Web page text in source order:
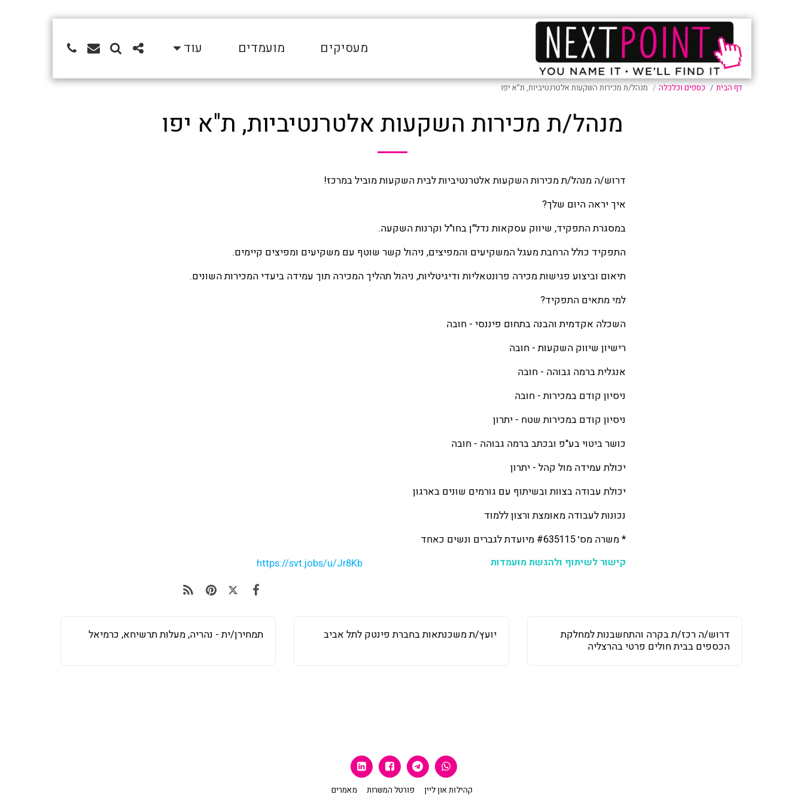
מעסיקים מועמדים עוד
דף הבית כספים וכלכלה מנהל/ת מכירות השקעות אלטרנטיביות, ת"א יפו
מנהל/ת מכירות השקעות אלטרנטיביות, ת"א יפו
דרוש/ה מנהל/ת מכירות השקעות אלטרנטיביות לבית השקעות מוביל במרכז!
איך יראה היום שלך?
במסגרת התפקיד, שיווק עסקאות נדל"ן בחו"ל וקרנות השקעה.
התפקיד כולל הרחבת מעגל המשקיעים והמפיצים, ניהול קשר שוטף עם משקיעים ומפיצים קיימים.
תיאום וביצוע פגישות מכירה פרונטאליות ודיגיטליות, ניהול תהליך המכירה תוך עמידה ביעדי המכירות השונים.
למי מתאים התפקיד?
השכלה אקדמית והבנה בתחום פיננסי - חובה
רישיון שיווק השקעות - חובה
אנגלית ברמה גבוהה - חובה
ניסיון קודם במכירות - חובה
ניסיון קודם במכירות שטח - יתרון
כושר ביטוי בע"פ ובכתב ברמה גבוהה - חובה
יכולת עמידה מול קהל - יתרון
יכולת עבודה בצוות ובשיתוף עם גורמים שונים בארגון
נכונות לעבודה מאומצת ורצון ללמוד
* משרה מס׳ #635115 מיועדת לגברים ונשים כאחד
קישור לשיתוף ולהגשת מועמדות
https://svt.jobs/u/Jr8Kb
דרוש/ה רכז/ת בקרה והתחשבנות למחלקת
הכספים בבית חולים פרטי בהרצליה
יועץ/ת משכנתאות בחברת פינטק לתל אביב תמחירן/ית - נהריה, מעלות תרשיחא, כרמיאל
קהילות און ליין פורטל המשרות מאמרים